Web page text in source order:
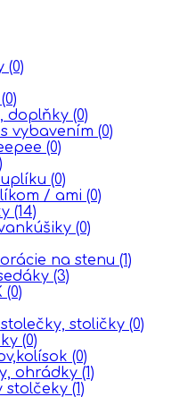
(0)
(0)
doplňky (0)
vybavením (0)
(0)
(0)
/ ami (0)
(14)
(0)
na stenu (1)
(3)
(0)
stoličky (0)
(0)
(0)
ohrádky (1)
stolčeky (1)